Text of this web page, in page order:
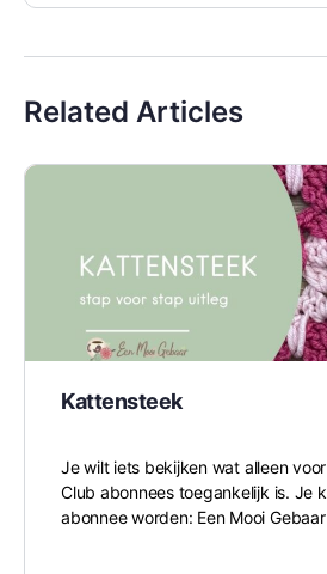
Related Articles
Kattensteek
Je wilt iets bekijken wat alleen
Club abonnees toegankelijk is. Je
abonnee worden: Een Mooi